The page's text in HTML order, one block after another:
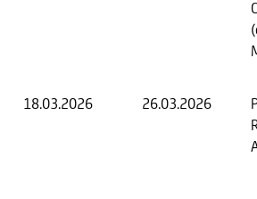
18.03.2026 26.03.2026